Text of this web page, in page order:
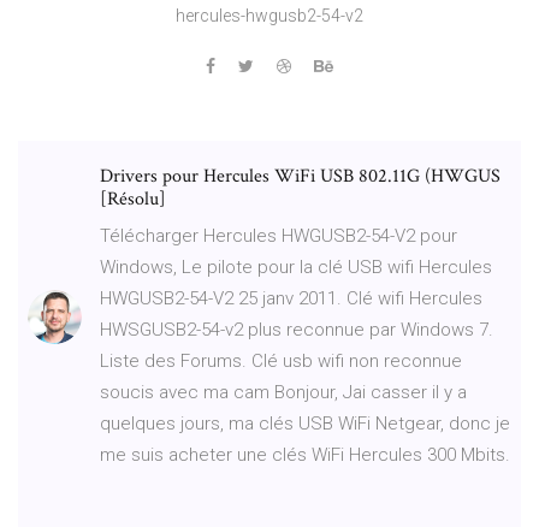
hercules-hwgusb2-54-v2
Drivers pour Hercules WiFi USB 802.11G (HWGUS
[Résolu]
Télécharger Hercules HWGUSB2-54-V2 pour
Windows, Le pilote pour la clé USB wifi Hercules
HWGUSB2-54-V2 25 janv 2011. Clé wifi Hercules
HWSGUSB2-54-v2 plus reconnue par Windows 7.
Liste des Forums. Clé usb wifi non reconnue
soucis avec ma cam Bonjour, Jai casser il y a
quelques jours, ma clés USB WiFi Netgear, donc je
me suis acheter une clés WiFi Hercules 300 Mbits.